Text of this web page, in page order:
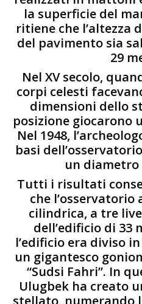
la superficie del
ritiene che l’altezza
del pavimento sia
29
Nel XV secolo,
corpi celesti
dimensioni dello
posizione giocarono
Nel 1948,
basi
un diametro
Tutti i risultati
che l’osservatorio
cilindrica, a tre
dell’edificio di 33
l’edificio era diviso
un gigantesco
“Sudsi Fahri”. In
Ulugbek ha creato
stellato, numerando